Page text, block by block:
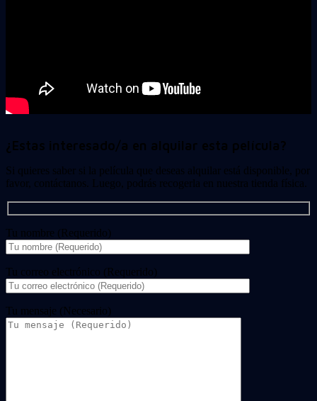
¿Estas interesado/a en alquilar esta película?
Si quieres saber si la película que deseas alquilar está disponible, por
favor, contáctanos. Luego, podrás recogerla en nuestra tienda física.
Tu nombre (Requerido)
Tu correo electrónico (Requerido)
Tu mensaje (Necesario)